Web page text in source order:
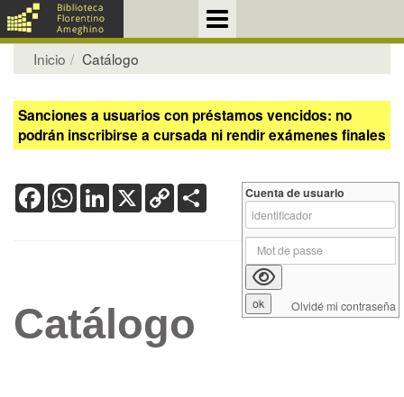
Inicio Catálogo
Sanciones a usuarios con préstamos vencidos: no
podrán inscribirse a cursada ni rendir exámenes finales
FacebookWhatsApp
LinkedIn
X Copy
Link
Catálogo
Cuenta de usuario
Olvidé mi contraseña